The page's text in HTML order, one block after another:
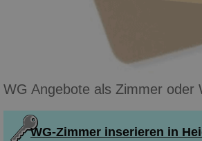
WG Angebote als Zimmer oder
WG-Zimmer inserieren in